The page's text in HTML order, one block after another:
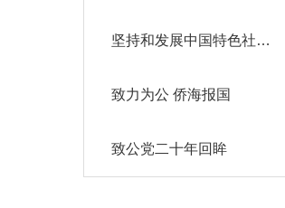
坚持和发展中国特色社会主义学习实践活动
致力为公 侨海报国
致公党二十年回眸